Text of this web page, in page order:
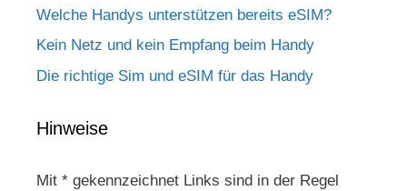
Welche Handys unterstützen bereits eSIM?
Kein Netz und kein Empfang beim Handy
Die richtige Sim und eSIM für das Handy
Hinweise
Mit * gekennzeichnet Links sind in der Regel